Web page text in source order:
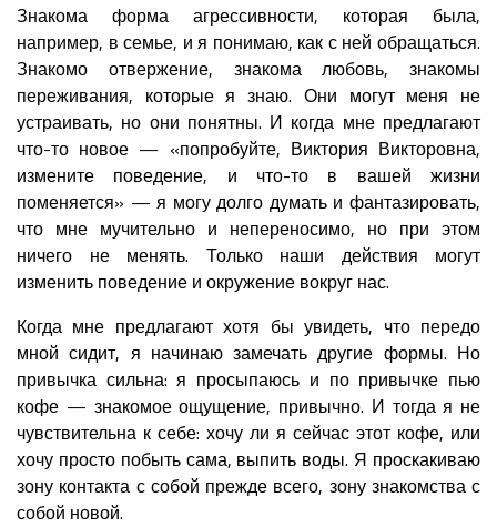
Знакома форма агрессивности, которая была,
например, в семье, и я понимаю, как с ней обращаться.
Знакомо отвержение, знакома любовь, знакомы
переживания, которые я знаю. Они могут меня не
устраивать, но они понятны. И когда мне предлагают
что-то новое — «попробуйте, Виктория Викторовна,
измените поведение, и что-то в вашей жизни
поменяется» — я могу долго думать и фантазировать,
что мне мучительно и непереносимо, но при этом
ничего не менять. Только наши действия могут
изменить поведение и окружение вокруг нас.
Когда мне предлагают хотя бы увидеть, что передо
мной сидит, я начинаю замечать другие формы. Но
привычка сильна: я просыпаюсь и по привычке пью
кофе — знакомое ощущение, привычно. И тогда я не
чувствительна к себе: хочу ли я сейчас этот кофе, или
хочу просто побыть сама, выпить воды. Я проскакиваю
зону контакта с собой прежде всего, зону знакомства с
собой новой.